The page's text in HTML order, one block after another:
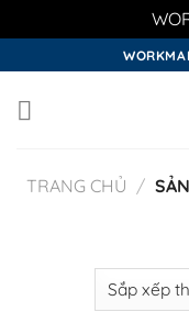
to
content
TRANG CHỦ /